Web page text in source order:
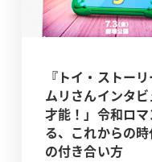
『トイ・ストー
ムリさんインタビ
才能！」令和ロ
る、これからの
の付き合い方